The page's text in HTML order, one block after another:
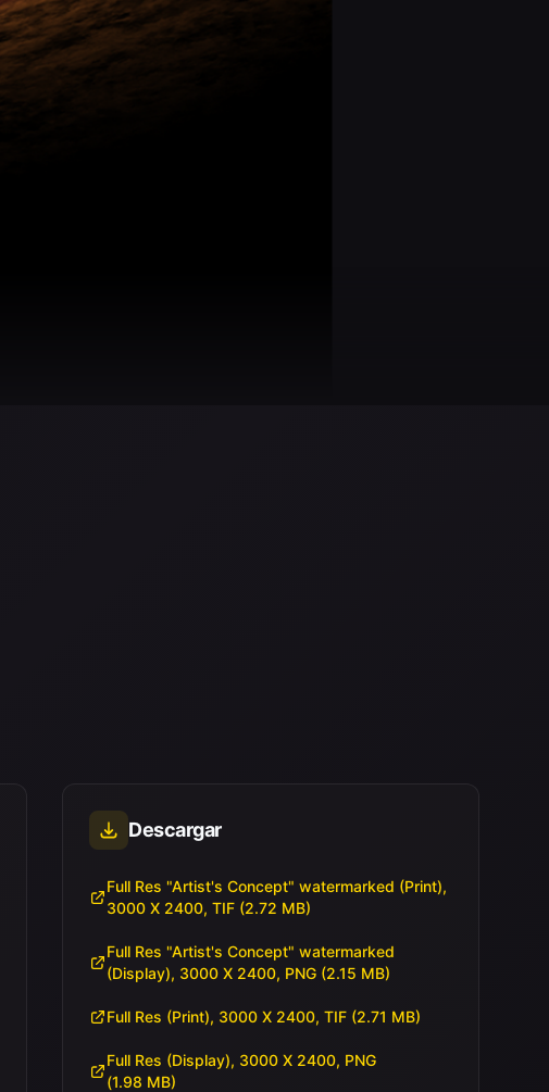
Descargar
Full Res "Artist's Concept" watermarked (Print),
3000 X 2400, TIF (2.72 MB)
Full Res "Artist's Concept" watermarked
(Display), 3000 X 2400, PNG (2.15 MB)
Full Res (Print), 3000 X 2400, TIF (2.71 MB)
Full Res (Display), 3000 X 2400, PNG
(1.98 MB)